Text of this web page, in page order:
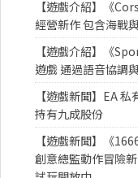
【遊戲介紹】《
經營新作 包含海戰
【遊戲介紹】《
遊戲 通過語音協調
【遊戲新聞】EA
持有九成股份
【遊戲新聞】《
創意總監動作冒險